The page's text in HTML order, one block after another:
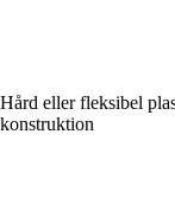
Hård eller fleksibel
konstruktion